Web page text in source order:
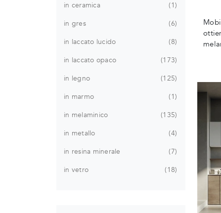
in ceramica
1
in gres
6
in laccato lucido
8
in laccato opaco
173
in legno
125
in marmo
1
in melaminico
135
in metallo
4
in resina minerale
7
in vetro
18